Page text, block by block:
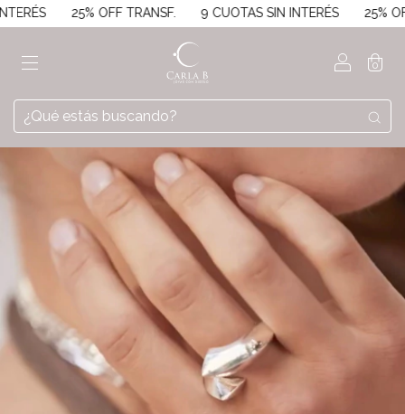
25% OFF TRANSF. 9 CUOTAS SIN INTERÉS 25% OFF
0